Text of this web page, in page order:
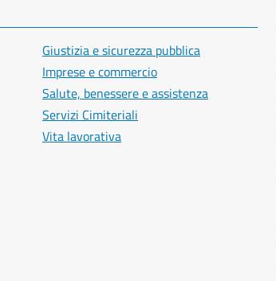
Giustizia e sicurezza pubblica
Imprese e commercio
Salute, benessere e assistenza
Servizi Cimiteriali
Vita lavorativa